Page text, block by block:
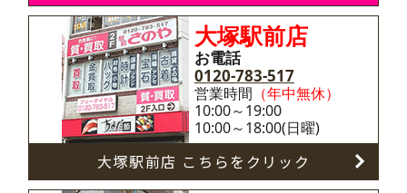
大塚駅前店
お電話
0120-783-517
営業時間 （年中無休）
10:00～19:00
10:00～18:00(日曜)
大塚駅前店 こちらをクリック